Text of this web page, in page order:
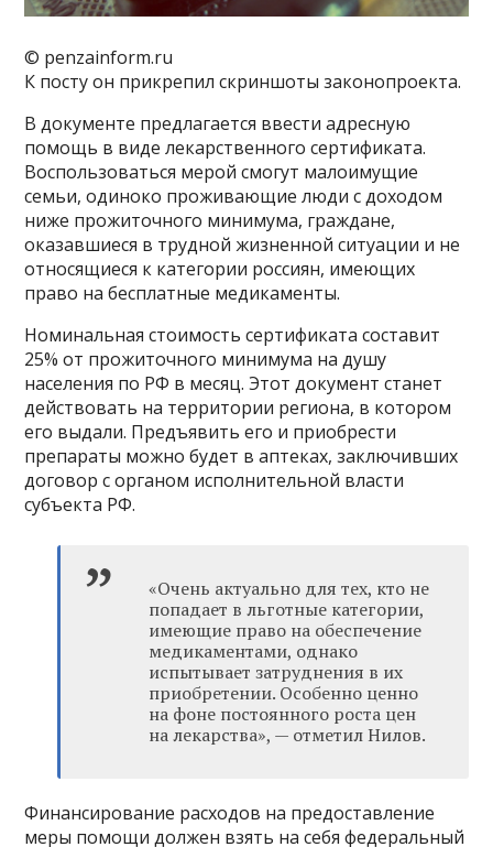
© penzainform.ru
К посту он прикрепил скриншоты законопроекта.
В документе предлагается ввести адресную
помощь в виде лекарственного сертификата.
Воспользоваться мерой смогут малоимущие
семьи, одиноко проживающие люди с доходом
ниже прожиточного минимума, граждане,
оказавшиеся в трудной жизненной ситуации и не
относящиеся к категории россиян, имеющих
право на бесплатные медикаменты.
Номинальная стоимость сертификата составит
25% от прожиточного минимума на душу
населения по РФ в месяц. Этот документ станет
действовать на территории региона, в котором
его выдали. Предъявить его и приобрести
препараты можно будет в аптеках, заключивших
договор с органом исполнительной власти
субъекта РФ.
«Очень актуально для тех, кто не
попадает в льготные категории,
имеющие право на обеспечение
медикаментами, однако
испытывает затруднения в их
приобретении. Особенно ценно
на фоне постоянного роста цен
на лекарства», — отметил Нилов.
Финансирование расходов на предоставление
меры помощи должен взять на себя федеральный